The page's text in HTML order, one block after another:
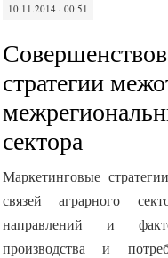
10.11.2014 · 00:51
стратегии
сектора
Маркетинговые
связей аграрного
направлений и
производства и